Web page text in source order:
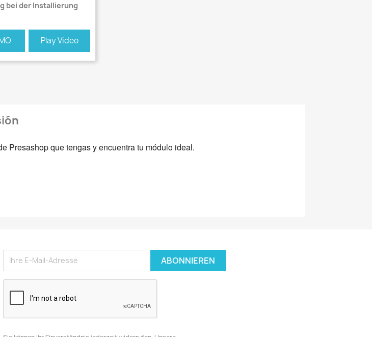
bei der Installierung
Play Video
Presashop que tengas y encuentra tu módulo ideal.